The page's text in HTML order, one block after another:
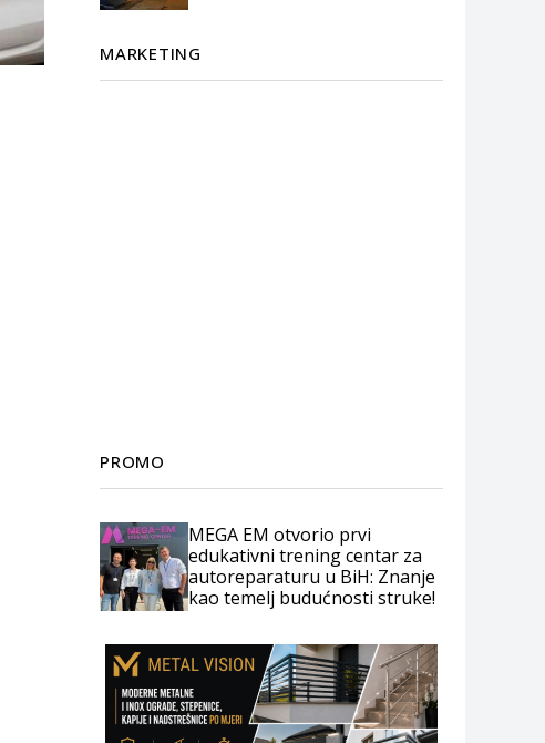
MARKETING
PROMO
MEGA EM otvorio prvi
edukativni trening centar za
autoreparaturu u BiH: Znanje
kao temelj budućnosti struke!